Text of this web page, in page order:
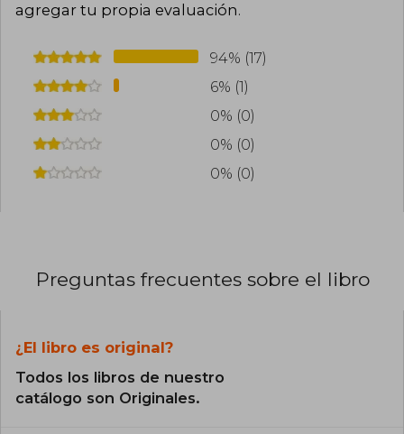
agregar tu propia evaluación.
94% (17)
6% (1)
0% (0)
0% (0)
0% (0)
Preguntas frecuentes sobre el libro
¿El libro es original?
Todos los libros de nuestro
catálogo son Originales.